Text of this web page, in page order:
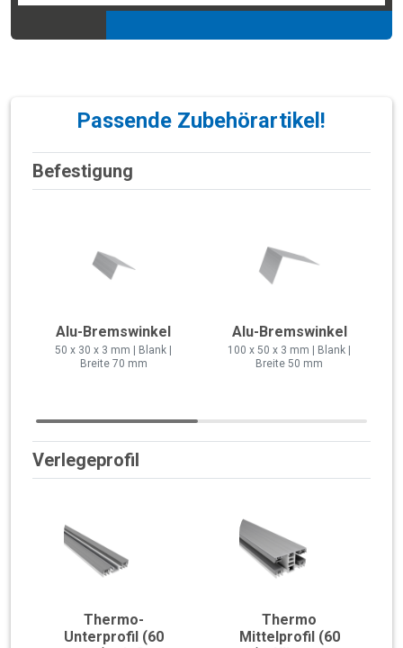
Passende Zubehörartikel!
Befestigung
Alu-Bremswinkel
50 x 30 x 3 mm | Blank |
Breite 70 mm
Alu-Bremswinkel
100 x 50 x 3 mm | Blank |
Breite 50 mm
Verlegeprofil
Thermo-
Unterprofil (60
Thermo
Mittelprofil (60